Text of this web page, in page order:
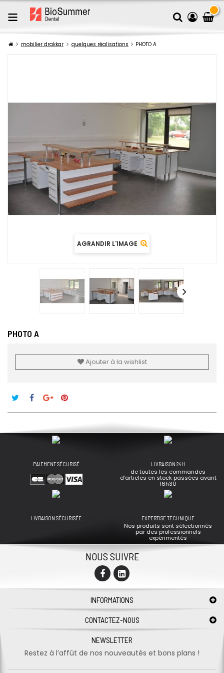
mobilier drakkar quelques réalisations PHOTO A
AGRANDIR L'IMAGE
PHOTO A
Ajouter à la wishlist
PAIEMENT SÉCURISÉ LIVRAISON 24H
de toutes les commandes
d’articles en stock passées avant
16h30
LIVRAISON SÉCURISÉE EXPERTISE TECHNIQUE
Nos produits sont sélectionnés
par des professionnels
expérimentés
NOUS SUIVRE
INFORMATIONS
CONTACTEZ-NOUS
NEWSLETTER
Restez à l’affût de nos nouveautés et bons plans !